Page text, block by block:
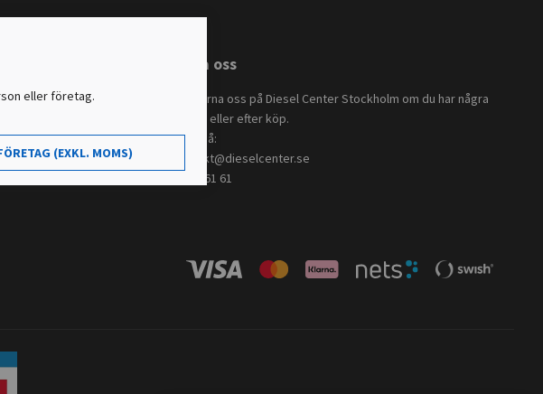
eller företag.
(EXKL. MOMS)
Kontakta oss
Kontakta gärna oss på Diesel Center Stockholm om du har några
frågor innan eller efter köp.
Du når oss på:
kontakt@dieselcenter.se
08-771 61 61